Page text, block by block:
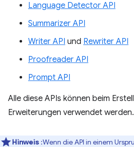
Language Detector API
Summarizer API
Writer API und Rewriter API
Proofreader API
Prompt API
Alle diese APIs können beim
Erweiterungen verwendet werden.
Hinweis :Wenn die API in einem